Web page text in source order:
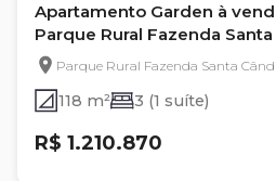
Apartamento Garden à
Parque Rural Fazenda
quartos
Parque Rural Fazenda Santa
118 m² 3 (1 suíte)
R$ 1.210.870